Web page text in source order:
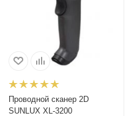
Проводной сканер 2D
SUNLUX XL-3200